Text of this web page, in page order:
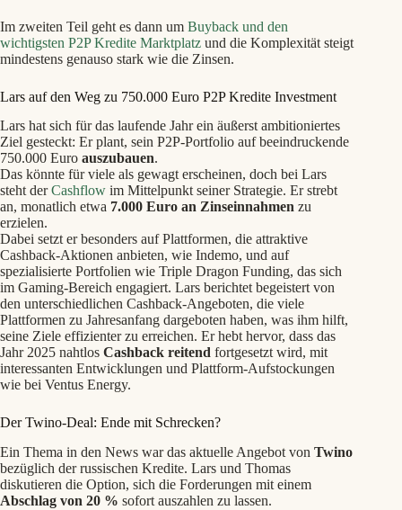
Im zweiten Teil geht es dann um Buyback und den
wichtigsten P2P Kredite Marktplatz und die Komplexität steigt
mindestens genauso stark wie die Zinsen.
Lars auf den Weg zu 750.000 Euro P2P Kredite Investment
Lars hat sich für das laufende Jahr ein äußerst ambitioniertes
Ziel gesteckt: Er plant, sein P2P-Portfolio auf beeindruckende
750.000 Euro auszubauen.
Das könnte für viele als gewagt erscheinen, doch bei Lars
steht derCashflow im Mittelpunkt seiner Strategie. Er strebt
an, monatlich etwa 7.000 Euro an Zinseinnahmen zu
erzielen.
Dabei setzt er besonders auf Plattformen, die attraktive
Cashback-Aktionen anbieten, wie Indemo, und auf
spezialisierte Portfolien wie Triple Dragon Funding, das sich
im Gaming-Bereich engagiert. Lars berichtet begeistert von
den unterschiedlichen Cashback-Angeboten, die viele
Plattformen zu Jahresanfang dargeboten haben, was ihm hilft,
seine Ziele effizienter zu erreichen. Er hebt hervor, dass das
Jahr 2025 nahtlos Cashback reitend fortgesetzt wird, mit
interessanten Entwicklungen und Plattform-Aufstockungen
wie bei Ventus Energy.
Der Twino-Deal: Ende mit Schrecken?
Ein Thema in den News war das aktuelle Angebot von Twino
bezüglich der russischen Kredite. Lars und Thomas
diskutieren die Option, sich die Forderungen mit einem
Abschlag von 20 % sofort auszahlen zu lassen.